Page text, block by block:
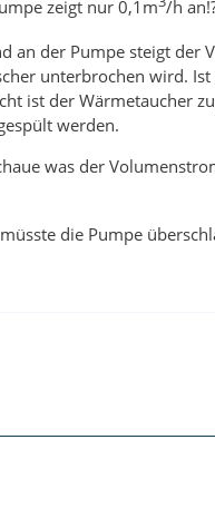
zeigt nur 0,1m /h
an der Pumpe steigt der
unterbrochen wird.
ist der Wärmetaucher
werden.
was der
die Pumpe